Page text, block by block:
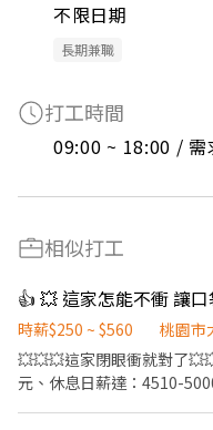
不限日期
長期兼職
打工時間
09:00 ~ 18:00 / 需
相似打工
👍 💥 這家怎能不衝 讓
時薪$250 ~ $560
桃園市
💥💥💥這家閉眼衝就對了
元、休息日薪達：4510-